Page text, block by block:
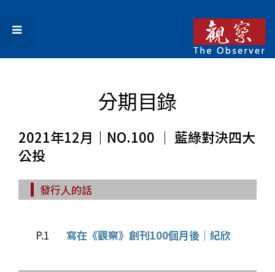
分期目錄
2021年12月｜NO.100 │ 藍綠對決四大
公投
發行人的話
P.1 寫在《觀察》創刊100個月後｜紀欣